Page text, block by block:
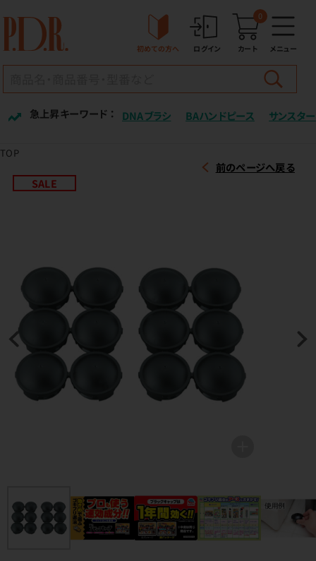
初めての方へ ログイン カート
0
メニュー
急上昇キーワード ： DNAブラシ BAハンドピース サンスター
TOP
前のページへ戻る
SALE